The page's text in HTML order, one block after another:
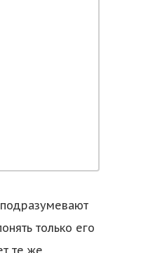
только его
те же